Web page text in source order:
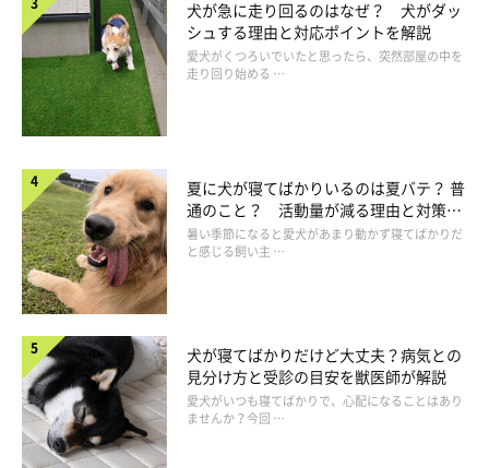
参考・写真／「いぬのきもち」2021年9月号『カンチガイばかりのお手入れ
犬が急に走り回るのはなぜ？ 犬がダッ
シュする理由と対応ポイントを解説
愛犬がくつろいでいたと思ったら、突然部屋の中を
走り回り始める …
夏に犬が寝てばかりいるのは夏バテ？ 普
通のこと？ 活動量が減る理由と対策と
は
暑い季節になると愛犬があまり動かず寝てばかりだ
と感じる飼い主 …
犬が寝てばかりだけど大丈夫？病気との
見分け方と受診の目安を獣医師が解説
愛犬がいつも寝てばかりで、心配になることはあり
ませんか？今回 …